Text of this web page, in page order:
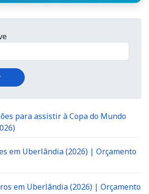
para assistir à Copa do Mundo
em Uberlândia (2026) | Orçamento
em Uberlândia (2026) | Orçamento